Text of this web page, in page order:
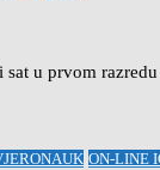
u prvom
ON-LINE